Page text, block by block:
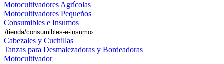
Motocultivadores Agrícolas
Motocultivadores Pequeños
Consumibles e Insumos
Cabezales y Cuchillas
Tanzas para Desmalezadoras y Bordeadoras
Motocultivador